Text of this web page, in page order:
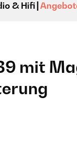
& Hifi
mit